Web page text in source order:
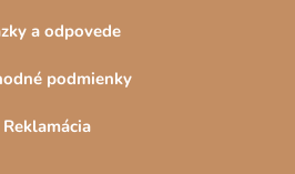
a odpovede
podmienky
Reklamácia